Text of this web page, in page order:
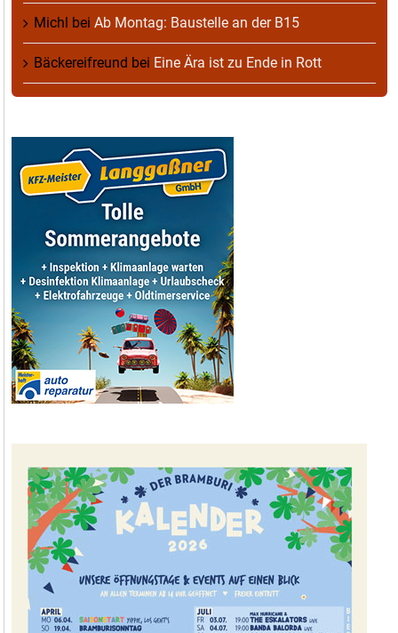
Michl bei Ab Montag: Baustelle an der B15
Bäckereifreund bei Eine Ära ist zu Ende in Rott